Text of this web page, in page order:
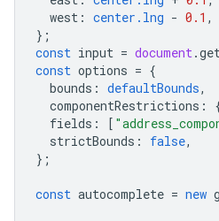
west : center.lng - 0.1 ,
};
const input = document.
const options = {
bounds : defaultBounds,
componentRestrictions :
fields : [
strictBounds : false,
};
const autocomplete = new